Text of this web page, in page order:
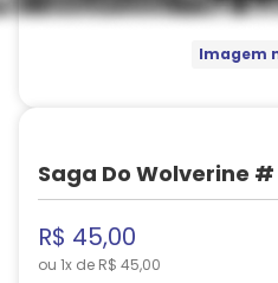
Imagem
Saga Do Wolverine #
R$ 45,00
ou 1x de R$ 45,00